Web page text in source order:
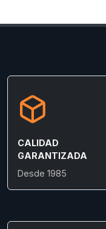
CALIDAD
GARANTIZADA
Desde 1985